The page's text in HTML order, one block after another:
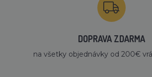
DOPRAVA ZDARMA
na všetky objednávky od 200€